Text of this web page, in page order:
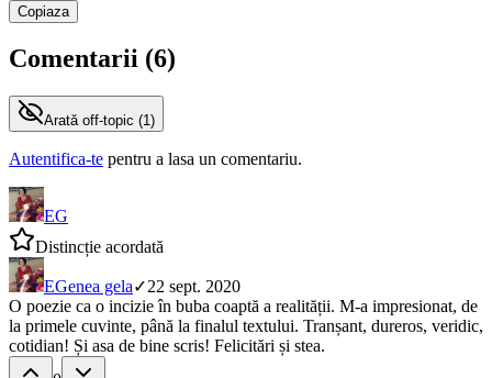
Copiaza
Comentarii (6)
Aratăoff-topic (1)
Autentifica-te pentru a lasa un comentariu.
EG
Distincție acordată
EGenea gela✓22 sept. 2020
O poezie ca o incizie în buba coaptă a realității. M-a impresionat, de
la primele cuvinte, până la finalul textului. Tranșant, dureros, veridic,
cotidian! Și asa de bine scris! Felicitări și stea.